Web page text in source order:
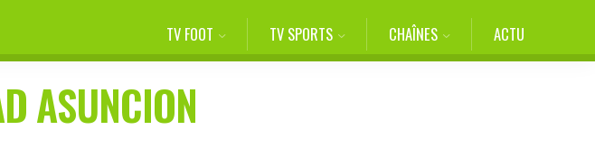
TV FOOT TV SPORTS CHAÎNES ACTU
ASUNCION